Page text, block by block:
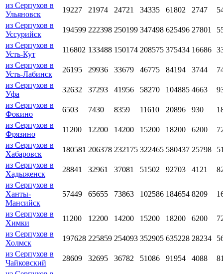
из Серпухов в
Ульяновск
19227 21974 24721 34335 61802 2747
из Серпухов в
Уссурийск
194599 222398 250199 347498 625496 27801
из Серпухов в
Усть-Кут
116802 133488 150174 208575 375434 16686
из Серпухов в
Усть-Лабинск
26195 29936 33679 46775 84194 3744
из Серпухов в
Уфа
32632 37293 41956 58270 104885 4663
из Серпухов в
Фокино
6503 7430 8359 11610 20896 930
из Серпухов в
Фрязино
11200 12200 14200 15200 18200 6200
из Серпухов в
Хабаровск
180581 206378 232175 322465 580437 25798
из Серпухов в
Хадыженск
28841 32961 37081 51502 92703 4121
из Серпухов в
Ханты-
Мансийск
57449 65655 73863 102586 184654 8209
из Серпухов в
Химки
11200 12200 14200 15200 18200 6200
из Серпухов в
Холмск
197628 225859 254093 352905 635228 28234
из Серпухов в
Чайковский
28609 32695 36782 51086 91954 4088